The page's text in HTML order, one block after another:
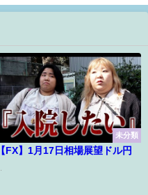
未分類
【FX】1月17日相場展望ドル円